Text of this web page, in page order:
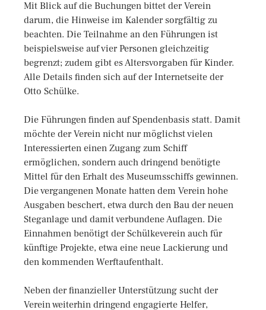
Mit Blick auf die Buchungen bittet der Verein
darum, die Hinweise im Kalender sorgfältig zu
beachten. Die Teilnahme an den Führungen ist
beispielsweise auf vier Personen gleichzeitig
begrenzt; zudem gibt es Altersvorgaben für Kinder.
Alle Details finden sich auf der Internetseite der
Otto Schülke.
Die Führungen finden auf Spendenbasis statt. Damit
möchte der Verein nicht nur möglichst vielen
Interessierten einen Zugang zum Schiff
ermöglichen, sondern auch dringend benötigte
Mittel für den Erhalt des Museumsschiffs gewinnen.
Die vergangenen Monate hatten dem Verein hohe
Ausgaben beschert, etwa durch den Bau der neuen
Steganlage und damit verbundene Auflagen. Die
Einnahmen benötigt der Schülkeverein auch für
künftige Projekte, etwa eine neue Lackierung und
den kommenden Werftaufenthalt.
Neben der finanzieller Unterstützung sucht der
Verein weiterhin dringend engagierte Helfer,